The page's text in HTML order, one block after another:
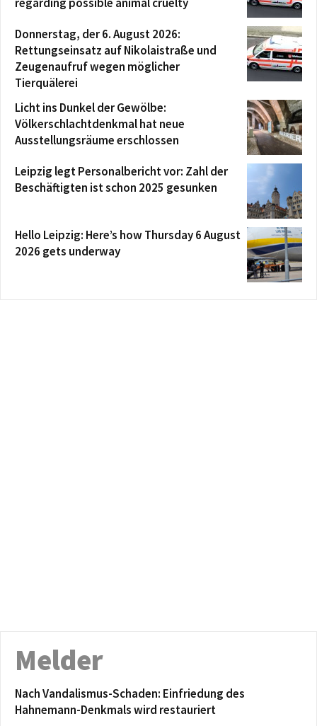
Donnerstag, der 6. August 2026:
Rettungseinsatz auf Nikolaistraße und
Zeugenaufruf wegen möglicher
Tierquälerei
Licht ins Dunkel der Gewölbe:
Völkerschlachtdenkmal hat neue
Ausstellungsräume erschlossen
Leipzig legt Personalbericht vor: Zahl der
Beschäftigten ist schon 2025 gesunken
Hello Leipzig: Here’s how Thursday 6 August
2026 gets underway
Melder
Nach Vandalismus-Schaden: Einfriedung des
Hahnemann-Denkmals wird restauriert